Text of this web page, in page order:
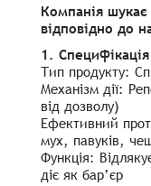
Компанія шукає
відповідно до
1.
Тип продукту:
Механізм дії:
від дозволу)
Ефективний
мух, павуків,
Функція:
діє як бар’єр